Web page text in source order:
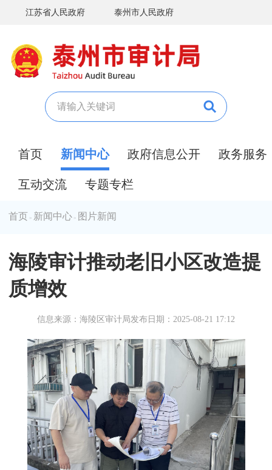
江苏省人民政府 泰州市人民政府
首页 新闻中心 政府信息公开 政务服务
互动交流 专题专栏
首页 > 新闻中心 > 图片新闻
海陵审计推动老旧小区改造提
质增效
信息来源：海陵区审计局发布日期：2025-08-21 17:12